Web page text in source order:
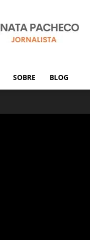
Renata
SOBRE BLOG